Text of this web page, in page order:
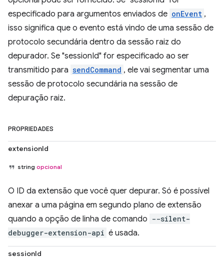
especificado para argumentos enviados de onEvent ,
isso significa que o evento está vindo de uma sessão de
protocolo secundária dentro da sessão raiz do
depurador. Se "sessionId" for especificado ao ser
transmitido para sendCommand , ele vai segmentar uma
sessão de protocolo secundária na sessão de
depuração raiz.
PROPRIEDADES
extensionId
string opcional
O ID da extensão que você quer depurar. Só é possível
anexar a uma página em segundo plano de extensão
quando a opção de linha de comando --silent-
debugger-extension-api é usada.
sessionId